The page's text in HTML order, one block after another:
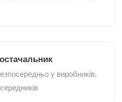
у виробників,